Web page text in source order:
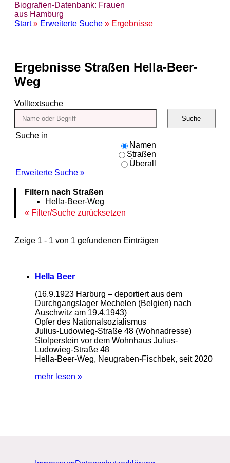
Biografien-Datenbank: Frauen
aus Hamburg
Start» Erweiterte Suche » Ergebnisse
Ergebnisse Straßen Hella-Beer-
Weg
Volltextsuche
Suche in
Namen
Straßen
Überall
Erweiterte Suche »
Suche
Filtern nach Straßen
Hella-Beer-Weg
Filter/Suche zurücksetzen
Zeige 1 - 1 von 1 gefundenen Einträgen
Hella Beer
(16.9.1923 Harburg – deportiert aus dem
Durchgangslager Mechelen (Belgien) nach
Auschwitz am 19.4.1943)
Opfer des Nationalsozialismus
Julius-Ludowieg-Straße 48 (Wohnadresse)
Stolperstein vor dem Wohnhaus Julius-
Ludowieg-Straße 48
Hella-Beer-Weg, Neugraben-Fischbek, seit 2020
mehr lesen »